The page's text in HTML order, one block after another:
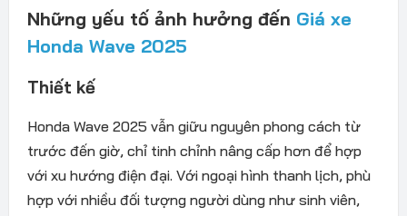
Những yếu tố ảnh hưởng đến Giá xe
Honda Wave 2025
Thiết kế
Honda Wave 2025 vẫn giữu nguyên phong cách từ
trước đến giờ, chỉ tinh chỉnh nâng cấp hơn để hợp
với xu hướng điện đại. Với ngoại hình thanh lịch, phù
hợp với nhiều đối tượng người dùng như sinh viên,